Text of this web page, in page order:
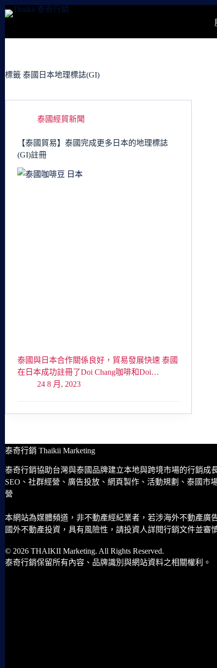
跳
容
標籤 泰國日本地理標誌(GI)
泰國經貿新聞
【泰國貿易】泰國完成更多日本的地理標誌
(GI)註冊
泰國與日本合作關係良好，貿易發展快速 泰國
在日本成功註冊了Doi Chang咖啡和Doi…
24 8 月, 2023
泰奇行銷 Thaikii Marketing
泰奇行銷協助台灣與泰國品牌建立本地與跨境市場的行銷成
SEO、社群經營、廣告投放、網頁製作、活動規劃、泰國市
營
本網站為媒體頻道，非不動產經紀業者，若涉海外不動產廣
國外不動產投資，具有風險性，請投資人詳閱行銷文件並審
© 2026 THAIKII Marketing. All Rights Reserved.
泰奇行銷保留所有內容、品牌識別與網站資料之相關權利。